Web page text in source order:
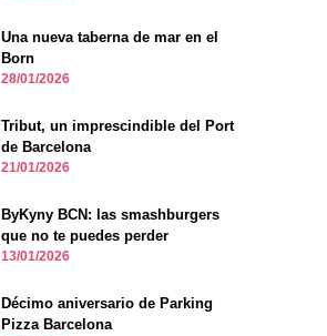
Una nueva taberna de mar en el
Born
28/01/2026
Tribut, un imprescindible del Port
de Barcelona
21/01/2026
ByKyny BCN: las smashburgers
que no te puedes perder
13/01/2026
Décimo aniversario de Parking
Pizza Barcelona